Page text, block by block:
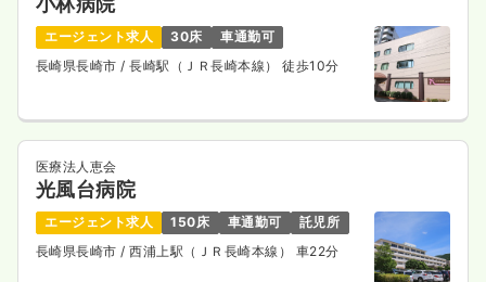
正看護師
日勤のみ（常勤） 一時募集休止
月給31万円以上可
気になる 詳細を見る
エージェント求人 30床
車通勤可
長崎県長崎市 / 長崎駅（ＪＲ長崎本線） 徒歩10分
医療法人恵会
光風台病院
エージェント求人 150床 車通勤可
託児所
長崎県長崎市 / 西浦上駅（ＪＲ長崎本線） 車22分